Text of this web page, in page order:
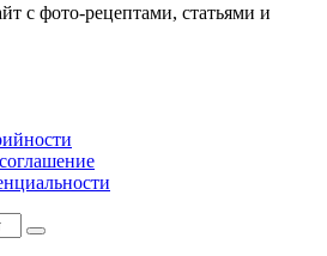
с фото-рецептами, статьями и